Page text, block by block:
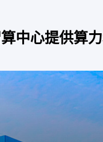
中心提供算